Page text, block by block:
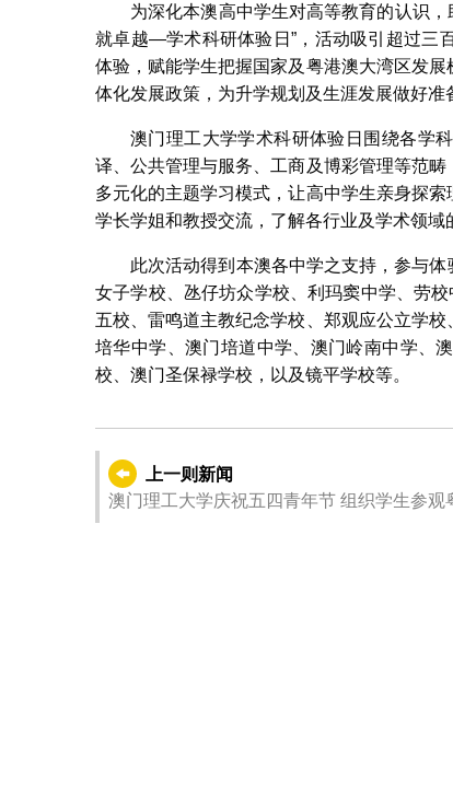
为深化本澳高中学生对高等教育的认识，
就卓越—学术科研体验日”，活动吸引超过三
体验，赋能学生把握国家及粤港澳大湾区发
体化发展政策，为升学规划及生涯发展做好准
澳门理工大学学术科研体验日围绕各学
译、公共管理与服务、工商及博彩管理等范
多元化的主题学习模式，让高中学生亲身探
学长学姐和教授交流，了解各行业及学术领域
此次活动得到本澳各中学之支持，参与
女子学校、氹仔坊众学校、利玛窦中学、劳
五校、雷鸣道主教纪念学校、郑观应公立学
培华中学、澳门培道中学、澳门岭南中学、
校、澳门圣保禄学校，以及镜平学校等。
上一则新闻
澳门理工大学庆祝五